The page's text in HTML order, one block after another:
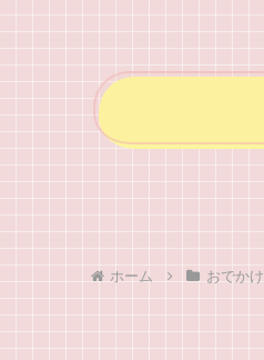
ホーム おでかけ